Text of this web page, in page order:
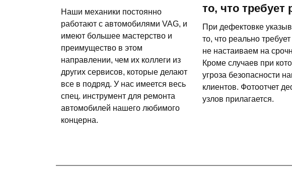
Наши механики постоянно
работают с автомобилями VAG, и
имеют большее мастерство и
преимущество в этом
направлении, чем их коллеги из
других сервисов, которые делают
все в подряд. У нас имеется весь
спец. инструмент для ремонта
автомобилей нашего любимого
концерна.
то, что требует
При дефектовке
то, что реально
не настаиваем на
Кроме случаев при
угроза безопасности
клиентов. Фотоотчет
узлов прилагается.